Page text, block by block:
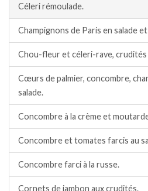
Céleri rémoulade.
Champignons de Paris en salade
Chou-fleur et céleri-rave, crudités
Cœurs de palmier, concombre,
salade.
Concombre à la crème et
Concombre et tomates farcis au
Concombre farci à la russe.
Cornets de jambon aux crudités.